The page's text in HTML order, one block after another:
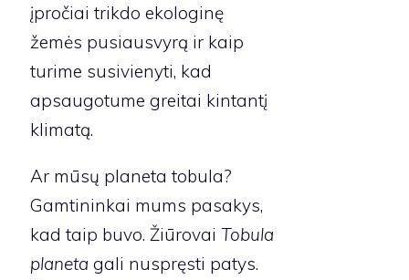
įpročiai trikdo ekologinę
žemės pusiausvyrą ir kaip
turime susivienyti, kad
apsaugotume greitai kintantį
klimatą.
Ar mūsų planeta tobula?
Gamtininkai mums pasakys,
kad taip buvo. Žiūrovai Tobula
planeta gali nuspręsti patys.